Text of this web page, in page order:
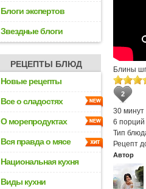
Блоги экспертов
Звездные блоги
РЕЦЕПТЫ БЛЮД
Новые рецепты
Все о сладостях
О морепродуктах
Вся правда о мясе
Национальная кухня
Виды кухни
Блины
2
30 минут
6 порций
Тип
Рецепт
Автор